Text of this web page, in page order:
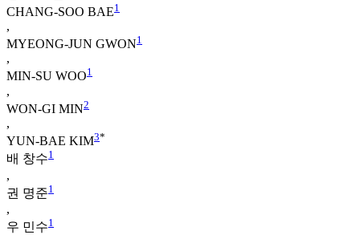
CHANG-SOO BAE1
,
MYEONG-JUN GWON1
,
MIN-SU WOO1
,
WON-GI MIN2
,
YUN-BAE KIM3*
배 창수1
,
권 명준1
,
우 민수1